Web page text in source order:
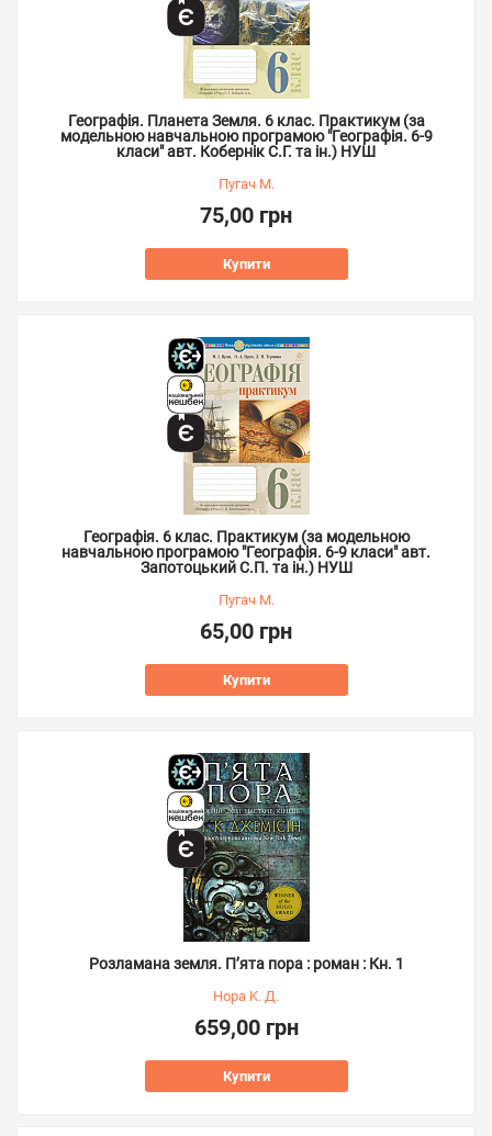
Географія. Планета Земля. 6 клас. Практикум (за
модельною навчальною програмою "Географія. 6-9
класи" авт. Кобернік С.Г. та ін.) НУШ
Пугач М.
75,00 грн
Купити
Географія. 6 клас. Практикум (за модельною
навчальною програмою "Географія. 6-9 класи" авт.
Запотоцький С.П. та ін.) НУШ
Пугач М.
65,00 грн
Купити
Розламана земля. П’ята пора : роман : Кн. 1
Нора K. Д.
659,00 грн
Купити